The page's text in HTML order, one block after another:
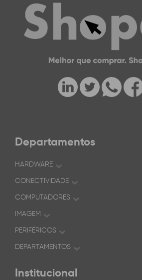
Departamentos
HARDWARE
CONECTIVIDADE
COMPUTADORES
IMAGEM
PERIFÉRICOS
DEPARTAMENTOS
Institucional